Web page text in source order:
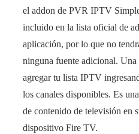
el addon de PVR IPTV
incluido en la lista oficial de
aplicación, por lo que no
ninguna fuente adicional. Una
agregar tu lista IPTV
los canales disponibles. Es
de contenido de televisión en
dispositivo Fire TV.